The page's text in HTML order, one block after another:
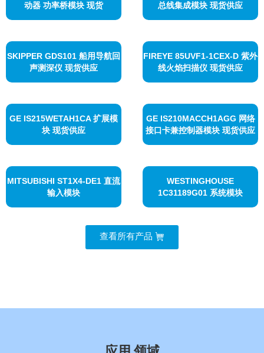
动器 功率桥模块 现货
总线集成模块 现货供应
SKIPPER GDS101 船用导航回
声测深仪 现货供应
FIREYE 85UVF1-1CEX-D 紫外
线火焰扫描仪 现货供应
GE IS215WETAH1CA 扩展模
块 现货供应
GE IS210MACCH1AGG 网络
接口卡兼控制器模块 现货供应
MITSUBISHI ST1X4-DE1 直流
输入模块
WESTINGHOUSE
1C31189G01 系统模块
查看所有产品